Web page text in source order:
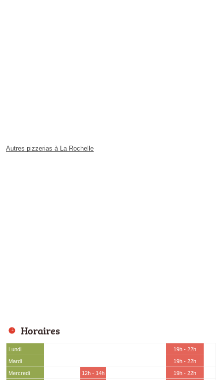
Autres pizzerias à La Rochelle
Horaires
Lundi
19h - 22h
Mardi
19h - 22h
Mercredi
12h - 14h
19h - 22h